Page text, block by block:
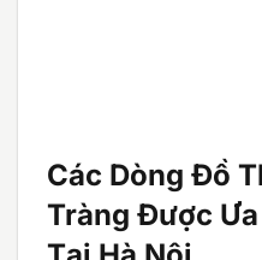
Các Dòng Đồ
Tràng Được